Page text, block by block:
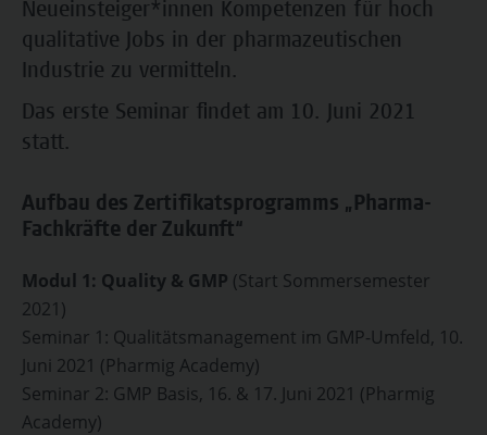
Neueinsteiger*innen Kompetenzen für hoch
qualitative Jobs in der pharmazeutischen
Industrie zu vermitteln.
Das erste Seminar findet am 10. Juni 2021
statt.
Aufbau des Zertifikatsprogramms „Pharma-
Fachkräfte der Zukunft“
Modul 1: Quality & GMP (Start Sommersemester
2021)
Seminar 1: Qualitätsmanagement im GMP-Umfeld, 10.
Juni 2021 (Pharmig Academy)
Seminar 2: GMP Basis, 16. & 17. Juni 2021 (Pharmig
Academy)